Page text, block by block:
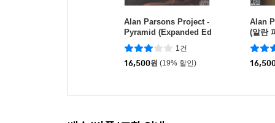
Alan Parsons Project -
Pyramid (Expanded Ed
ition)
1건
16,500원 (19% 할인)
Alan
(알란
Turn
d